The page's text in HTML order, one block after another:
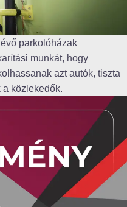
parkolóházak
munkát, hogy
azt autók, tiszta
a közlekedők.